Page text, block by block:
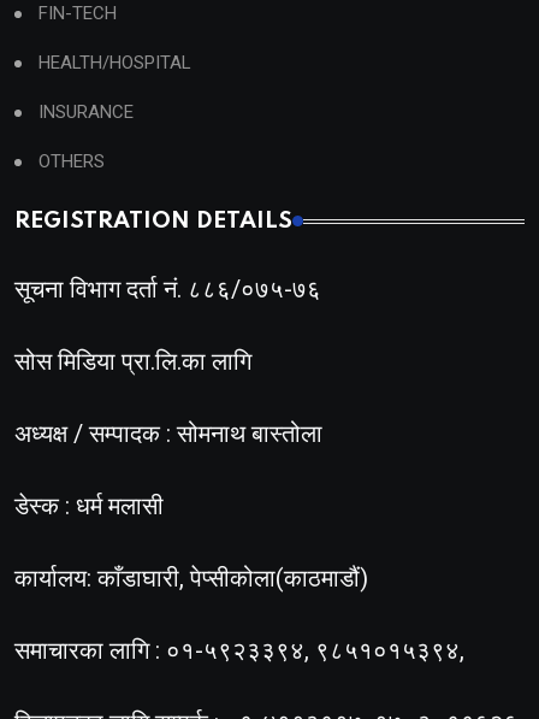
FIN-TECH
HEALTH/HOSPITAL
INSURANCE
OTHERS
REGISTRATION DETAILS
सूचना विभाग दर्ता नं. ८८६/०७५-७६
सोस मिडिया प्रा.लि.का लागि
अध्यक्ष / सम्पादक : सोमनाथ बास्तोला
डेस्क : धर्म मलासी
कार्यालय: काँडाघारी, पेप्सीकोला(काठमाडौं)
समाचारका लागि : ०१-५९२३३९४, ९८५१०१५३९४,